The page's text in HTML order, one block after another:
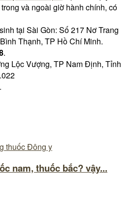
trong và ngoài giờ hành chính, có
tại Sài Gòn: Số 217 Nơ Trang
Thạnh, TP Hồ Chí Minh.
.
Lộc Vượng, TP Nam Định, Tỉnh
.
nam, thuốc bắc? vậy...